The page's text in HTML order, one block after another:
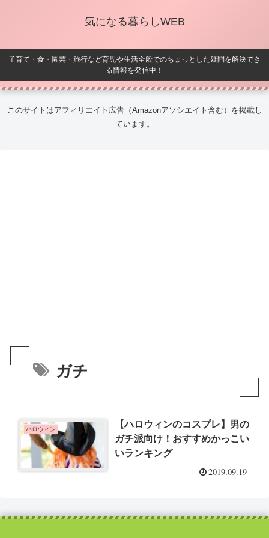
気になる暮らしWEB
子育て・食・園芸・旅行など育児や生活全般でのちょっとした疑問を解決でき
る情報を発信中！
このサイトはアフィリエイト広告（Amazonアソシエイト含む）を掲載し
ています。
ガチ
ハロウィン
【ハロウィンのコスプレ】男の
ガチ派向け！おすすめかっこい
いランキング
2019.09.19